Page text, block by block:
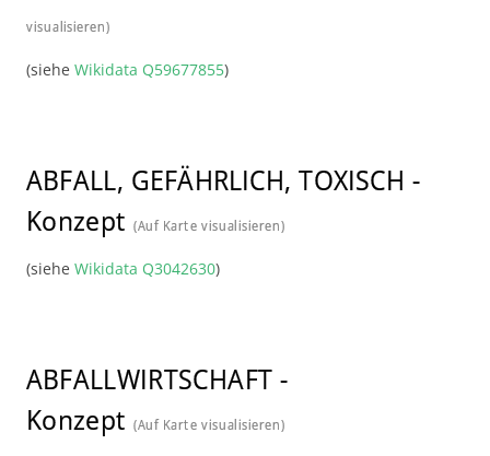
visualisieren)
(siehe Wikidata Q59677855)
ABFALL, GEFÄHRLICH, TOXISCH -
Konzept (Auf Karte visualisieren)
(siehe Wikidata Q3042630)
ABFALLWIRTSCHAFT -
Konzept (Auf Karte visualisieren)